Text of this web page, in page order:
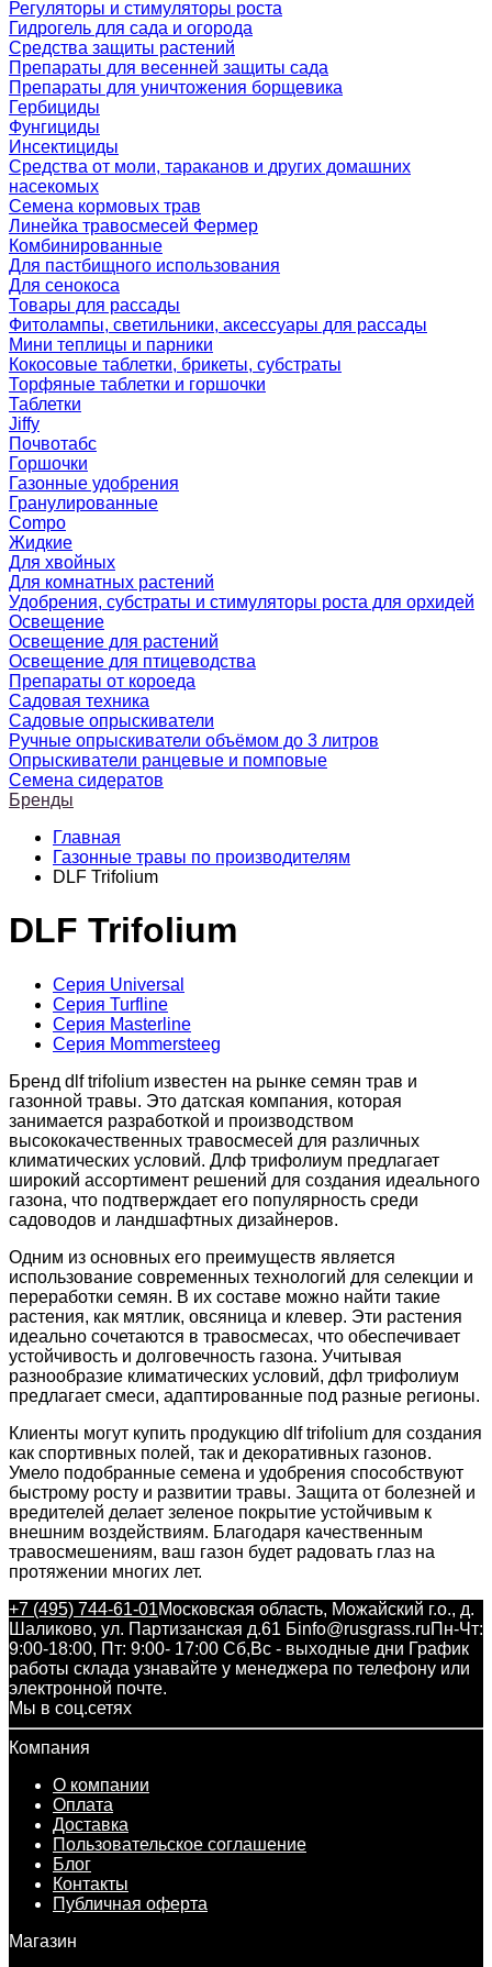
Регуляторы и стимуляторы роста
Гидрогель для сада и огорода
Средства защиты растений
Препараты для весенней защиты сада
Препараты для уничтожения борщевика
Гербициды
Фунгициды
Инсектициды
Средства от моли, тараканов и других домашних
насекомых
Семена кормовых трав
Линейка травосмесей Фермер
Комбинированные
Для пастбищного использования
Для сенокоса
Товары для рассады
Фитолампы, светильники, аксессуары для рассады
Мини теплицы и парники
Кокосовые таблетки, брикеты, субстраты
Торфяные таблетки и горшочки
Таблетки
Jiffy
Почвотабс
Горшочки
Газонные удобрения
Гранулированные
Compo
Жидкие
Для хвойных
Для комнатных растений
Удобрения, субстраты и стимуляторы роста для орхидей
Освещение
Освещение для растений
Освещение для птицеводства
Препараты от короеда
Садовая техника
Садовые опрыскиватели
Ручные опрыскиватели объёмом до 3 литров
Опрыскиватели ранцевые и помповые
Семена сидератов
Бренды
Главная
Газонные травы по производителям
DLF Trifolium
DLF Trifolium
Серия Universal
Серия Turfline
Серия Masterline
Серия Mommersteeg
Бренд dlf trifolium известен на рынке семян трав и
газонной травы. Это датская компания, которая
занимается разработкой и производством
высококачественных травосмесей для различных
климатических условий. Длф трифолиум предлагает
широкий ассортимент решений для создания идеального
газона, что подтверждает его популярность среди
садоводов и ландшафтных дизайнеров.
Одним из основных его преимуществ является
использование современных технологий для селекции и
переработки семян. В их составе можно найти такие
растения, как мятлик, овсяница и клевер. Эти растения
идеально сочетаются в травосмесах, что обеспечивает
устойчивость и долговечность газона. Учитывая
разнообразие климатических условий, дфл трифолиум
предлагает смеси, адаптированные под разные регионы.
Клиенты могут купить продукцию dlf trifolium для создания
как спортивных полей, так и декоративных газонов.
Умело подобранные семена и удобрения способствуют
быстрому росту и развитии травы. Защита от болезней и
вредителей делает зеленое покрытие устойчивым к
внешним воздействиям. Благодаря качественным
травосмешениям, ваш газон будет радовать глаз на
протяжении многих лет.
+7 (495) 744-61-01Московская область, Можайский г.о., д.
Шаликово, ул. Партизанская д.61 Бinfo@rusgrass.ruПн-Чт:
9:00-18:00, Пт: 9:00- 17:00 Сб,Вс - выходные дни График
работы склада узнавайте у менеджера по телефону или
электронной почте.
Мы в соц.сетях
Компания
О компании
Оплата
Доставка
Пользовательское соглашение
Блог
Контакты
Публичная оферта
Магазин